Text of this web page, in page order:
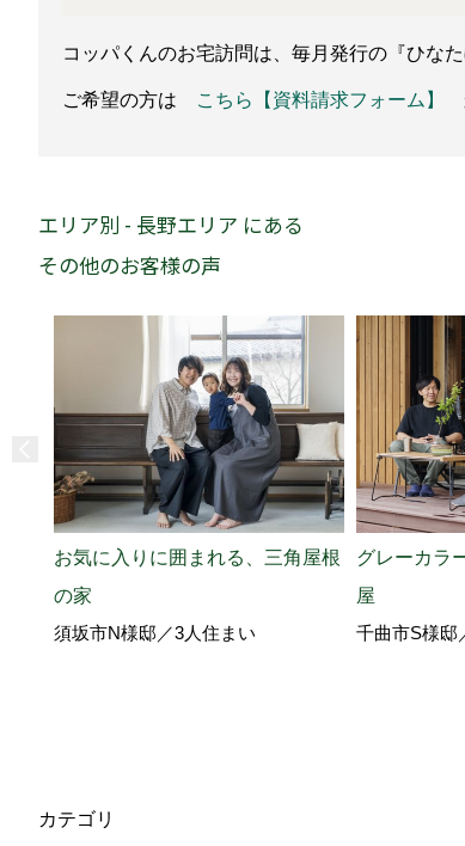
コッパくんのお宅訪問は、毎月発行の『ひな
ご希望の方は こちら【資料請求フォーム】
エリア別 - 長野エリア にある
その他のお客様の声
お気に入りに囲まれる、三角屋根
の家
須坂市N様邸／3人住まい
グレーカラ
屋
千曲市S様邸
カテゴリ